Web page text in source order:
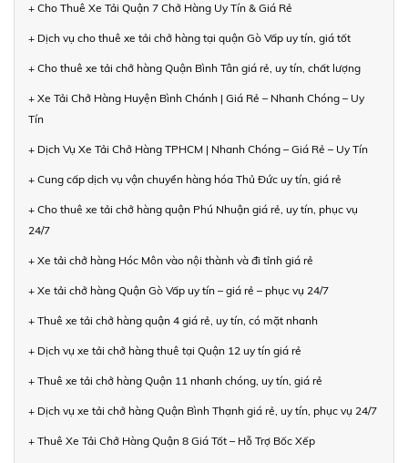
+ Cho Thuê Xe Tải Quận 7 Chở Hàng Uy Tín & Giá Rẻ
+ Dịch vụ cho thuê xe tải chở hàng tại quận Gò Vấp uy tín, giá tốt
+ Cho thuê xe tải chở hàng Quận Bình Tân giá rẻ, uy tín, chất lượng
+ Xe Tải Chở Hàng Huyện Bình Chánh | Giá Rẻ – Nhanh Chóng – Uy
Tín
+ Dịch Vụ Xe Tải Chở Hàng TPHCM | Nhanh Chóng – Giá Rẻ – Uy Tín
+ Cung cấp dịch vụ vận chuyển hàng hóa Thủ Đức uy tín, giá rẻ
+ Cho thuê xe tải chở hàng quận Phú Nhuận giá rẻ, uy tín, phục vụ
24/7
+ Xe tải chở hàng Hóc Môn vào nội thành và đi tỉnh giá rẻ
+ Xe tải chở hàng Quận Gò Vấp uy tín – giá rẻ – phục vụ 24/7
+ Thuê xe tải chở hàng quận 4 giá rẻ, uy tín, có mặt nhanh
+ Dịch vụ xe tải chở hàng thuê tại Quận 12 uy tín giá rẻ
+ Thuê xe tải chở hàng Quận 11 nhanh chóng, uy tín, giá rẻ
+ Dịch vụ xe tải chở hàng Quận Bình Thạnh giá rẻ, uy tín, phục vụ 24/7
+ Thuê Xe Tải Chở Hàng Quận 8 Giá Tốt – Hỗ Trợ Bốc Xếp